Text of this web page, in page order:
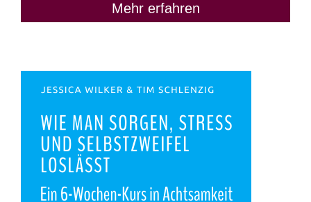
Mehr erfahren